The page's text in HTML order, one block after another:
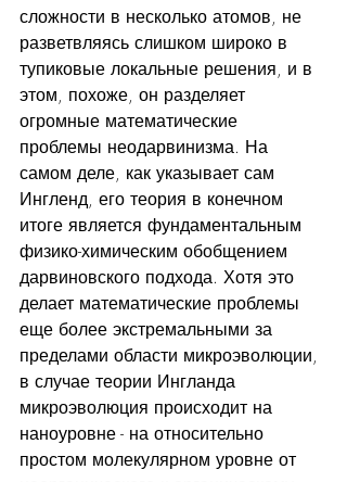
сложности в несколько атомов, не
разветвляясь слишком широко в
тупиковые локальные решения, и в
этом, похоже, он разделяет
огромные математические
проблемы неодарвинизма. На
самом деле, как указывает сам
Ингленд, его теория в конечном
итоге является фундаментальным
физико-химическим обобщением
дарвиновского подхода. Хотя это
делает математические проблемы
еще более экстремальными за
пределами области микроэволюции,
в случае теории Ингланда
микроэволюция происходит на
наноуровне - на относительно
простом молекулярном уровне от